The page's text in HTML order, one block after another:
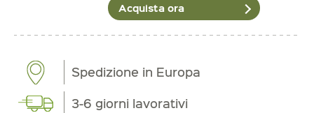
Acquista ora
Spedizione in Europa
3-6 giorni lavorativi